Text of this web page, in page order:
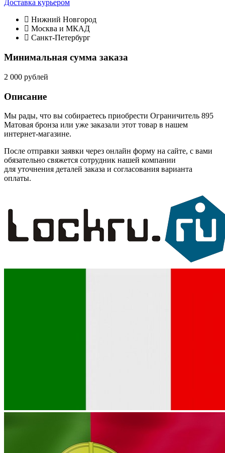
Доставка курьером
Нижний Новгород
Москва и МКАД
Санкт-Петербург
Минимальная сумма заказа
2 000 рублей
Описание
Мы рады, что вы собираетесь приобрести Ограничитель 895
Матовая бронза или уже заказали этот товар в нашем
интернет-магазине.
После отправки заявки через онлайн форму на сайте, с вами
обязательно свяжется сотрудник нашей компании
для уточнения деталей заказа и согласования варианта
оплаты.